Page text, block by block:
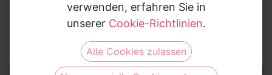
Gewinne Deinen Hochzeitsanzug
Nimm jetzt am Gewinnspiel teil und sichere Dir die
Brautkleider
Brautkleid 3532
Brautkleider
Brautkleid 8243
verwenden, erfahren Sie in
unserer Cookie-Richtlinien.
Alle Cookies zulassen